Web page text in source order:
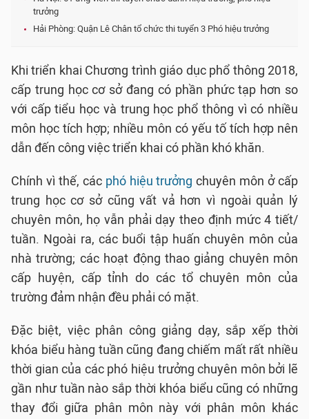
trưởng
Hải Phòng: Quận Lê Chân tổ chức thi tuyển 3 Phó hiệu trưởng
Khi triển khai Chương trình giáo dục phổ thông 2018,
cấp trung học cơ sở đang có phần phức tạp hơn so
với cấp tiểu học và trung học phổ thông vì có nhiều
môn học tích hợp; nhiều môn có yếu tố tích hợp nên
dẫn đến công việc triển khai có phần khó khăn.
Chính vì thế, các phó hiệu trưởng chuyên môn ở cấp
trung học cơ sở cũng vất vả hơn vì ngoài quản lý
chuyên môn, họ vẫn phải dạy theo định mức 4 tiết/
tuần. Ngoài ra, các buổi tập huấn chuyên môn của
nhà trường; các hoạt động thao giảng chuyên môn
cấp huyện, cấp tỉnh do các tổ chuyên môn của
trường đảm nhận đều phải có mặt.
Đặc biệt, việc phân công giảng dạy, sắp xếp thời
khóa biểu hàng tuần cũng đang chiếm mất rất nhiều
thời gian của các phó hiệu trưởng chuyên môn bởi lẽ
gần như tuần nào sắp thời khóa biểu cũng có những
thay đổi giữa phân môn này với phân môn khác